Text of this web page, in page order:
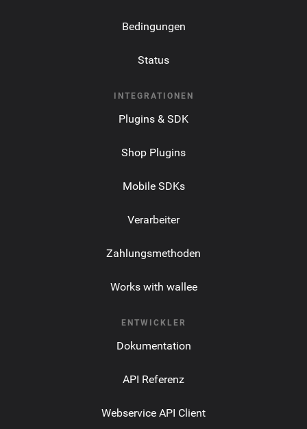
Bedingungen
Status
INTEGRATIONEN
Plugins & SDK
Shop Plugins
Mobile SDKs
Verarbeiter
Zahlungsmethoden
Works with wallee
ENTWICKLER
Dokumentation
API Referenz
Webservice API Client